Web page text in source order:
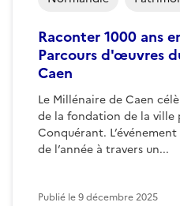
Raconter 1000 ans
Parcours d'œuvres
Caen
Le Millénaire de Caen
de la fondation de la ville
Conquérant.
de l’année à travers un...
Publié le9 décembre 2025